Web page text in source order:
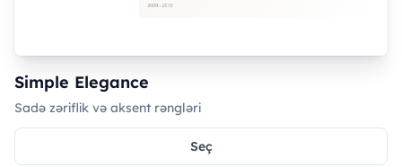
Simple Elegance
Sadə zəriflik və aksent rəngləri
Seç